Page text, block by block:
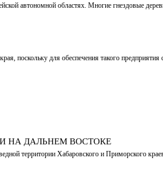
автономной областях. Многие гнездовые
поскольку для обеспечения такого
НА ДАЛЬНЕМ ВОСТОКЕ
территории Хабаровского и Приморского